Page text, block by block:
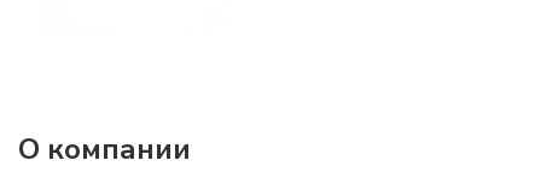
О компании